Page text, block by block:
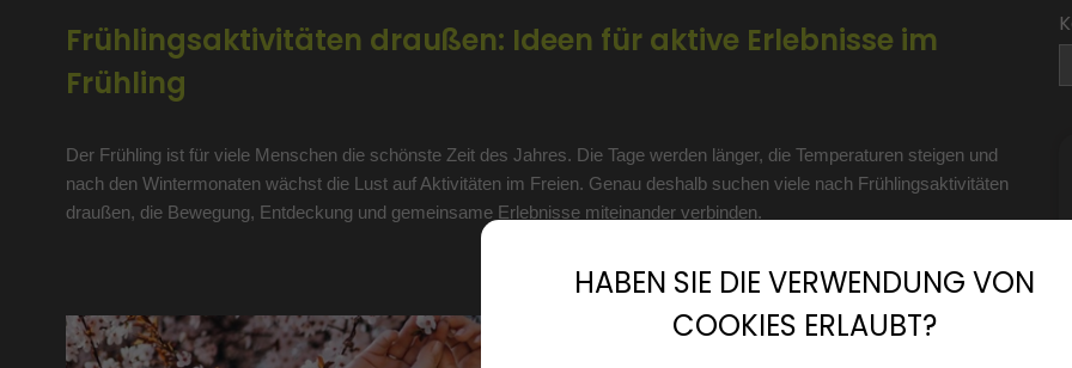
Frühlingsaktivitäten draußen: Ideen für aktive Erlebnisse im
Frühling
Der Frühling ist für viele Menschen die schönste Zeit des Jahres. Die Tage werden länger, die Temperaturen steigen und
nach den Wintermonaten wächst die Lust auf Aktivitäten im Freien. Genau deshalb suchen viele nach Frühlingsaktivitäten
draußen, die Bewegung, Entdeckung und gemeinsame Erlebnisse miteinander verbinden.
HABEN SIE DIE VERWENDUNG VON
COOKIES ERLAUBT?